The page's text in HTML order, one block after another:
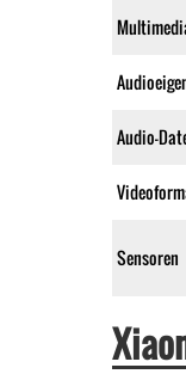
Audio-
Sensoren